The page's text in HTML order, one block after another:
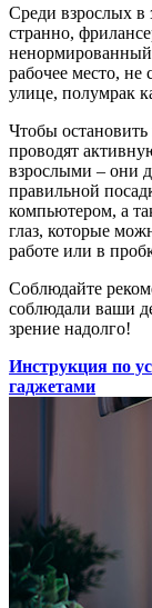
Среди взрослых в
странно,
ненормированный
рабочее место, не
улице, полумрак
Чтобы
проводят
взрослыми – они
правильной
компьютером, а
глаз, которые
работе или в
Соблюдайте
соблюдали ваши
зрение надолго!
Инструкция по
гаджетами